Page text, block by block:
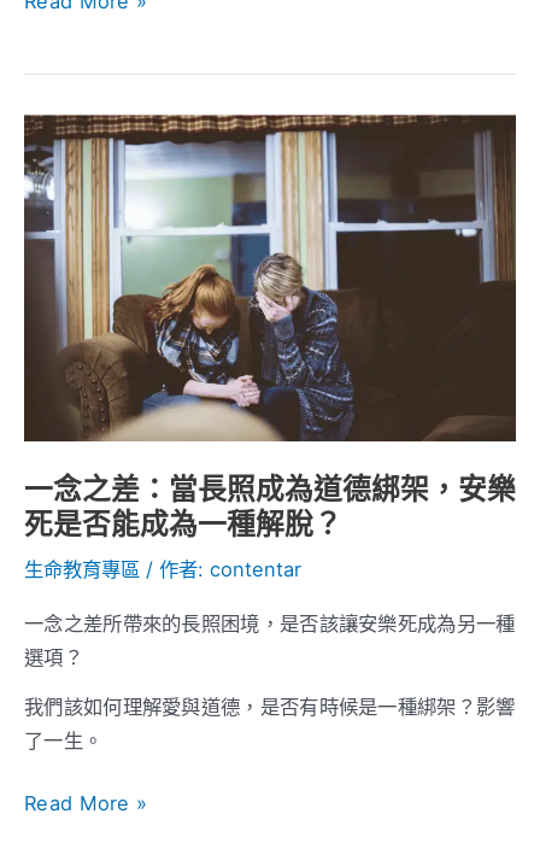
定，
棄
還
是
一念之差：當長照成為道德綁架，安樂
死是否能成為一種解脫？
生命教育專區 / 作者: contentar
一念之差所帶來的長照困境，是否該讓安樂死成為另一種
選項？
我們該如何理解愛與道德，是否有時候是一種綁架？影響
了一生。
一
念
之
差：
架，
安
是
否
能
為
Read More »